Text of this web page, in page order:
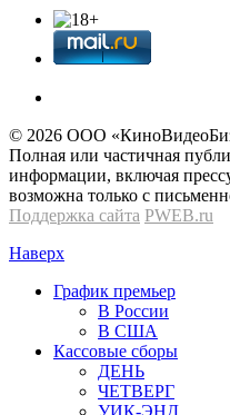
© 2026 OOО
Полная или частичная
информации, включая
возможна только с
Поддержка сайта PWEB.ru
Наверх
График премьер
В России
В США
Кассовые сборы
ДЕНЬ
ЧЕТВЕРГ
УИК-ЭНД